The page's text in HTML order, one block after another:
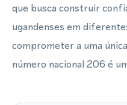
que busca construir
ugandenses em
comprometer a uma
número nacional 206 é